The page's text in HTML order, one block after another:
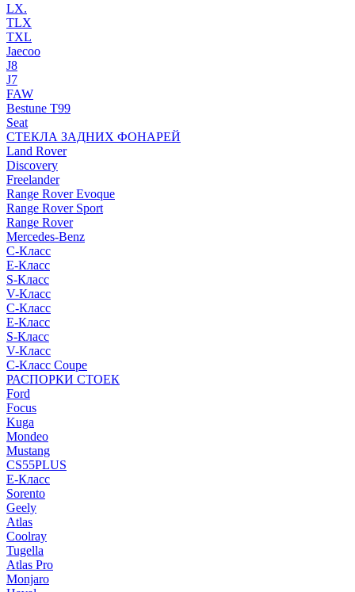
LX.
TLX
TXL
Jaecoo
J8
J7
FAW
Bestune T99
Seat
СТЕКЛА ЗАДНИХ ФОНАРЕЙ
Land Rover
Discovery
Freelander
Range Rover Evoque
Range Rover Sport
Range Rover
Mercedes-Benz
C-Класс
E-Класс
S-Класс
V-Класс
C-Класс
E-Класс
S-Класс
V-Класс
C-Класс Coupe
РАСПОРКИ СТОЕК
Ford
Focus
Kuga
Mondeo
Mustang
CS55PLUS
E-Класс
Sorento
Geely
Atlas
Coolray
Tugella
Atlas Pro
Monjaro